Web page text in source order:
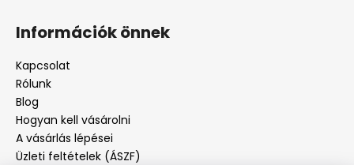
Információk önnek
Kapcsolat
Rólunk
Blog
Hogyan kell vásárolni
A vásárlás lépései
Üzleti feltételek (ÁSZF)